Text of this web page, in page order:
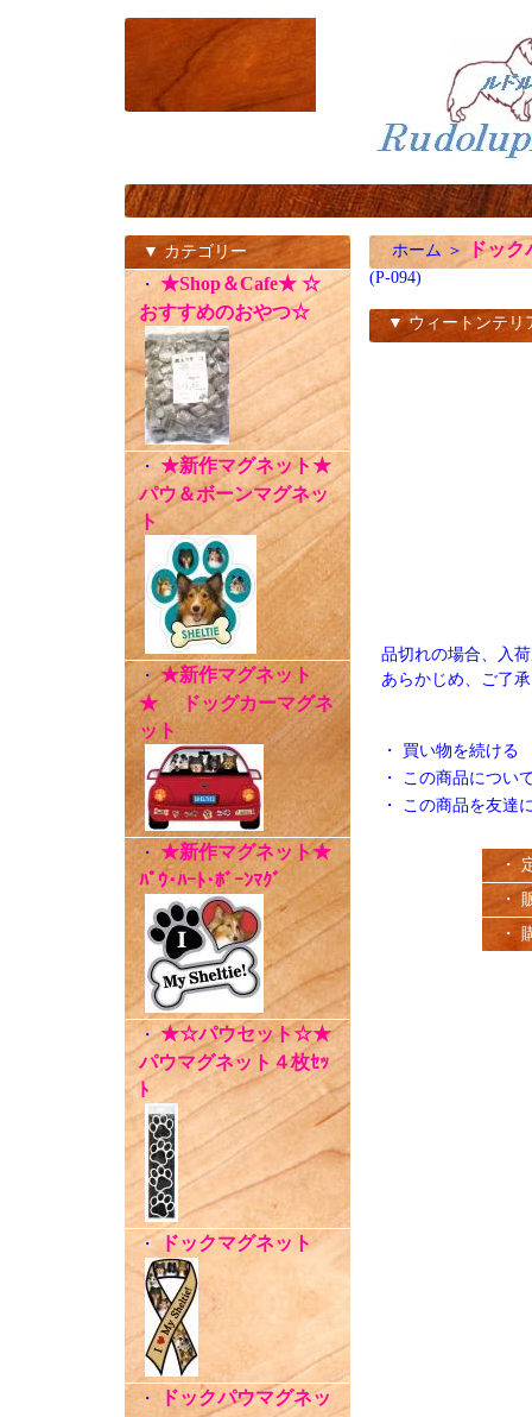
▼ カテゴリー
・ ★Shop＆Cafe★ ☆
おすすめのおやつ☆
・ ★新作マグネット★
パウ＆ボーンマグネッ
ト
・★新作マグネット
★ ドッグカーマグネ
ット
・ ★新作マグネット★
ﾊﾟｳ･ﾊｰﾄ･ﾎﾞｰﾝﾏｸﾞ
・★☆パウセット☆★
パウマグネット４枚ｾｯ
ﾄ
・ドックマグネット
・
ドックパウマグネッ
ホーム ＞ ドッ
(P-094)
▼ ウィートンテリ
品切れの場合、入
あらかじめ、ご了
・ 買い物を続ける
・ この商品につい
・ この商品を友達
・
・
・